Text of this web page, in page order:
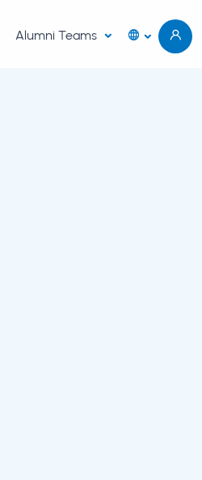
Alumni Teams